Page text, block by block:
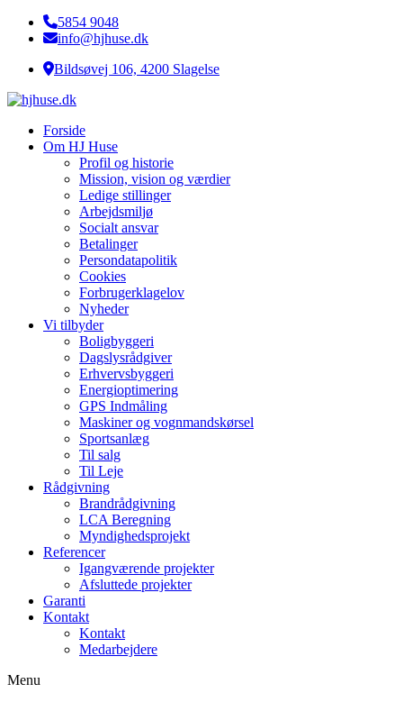
5854 9048
info@hjhuse.dk
Bildsøvej 106, 4200 Slagelse
Forside
Om HJ Huse
Profil og historie
Mission, vision og værdier
Ledige stillinger
Arbejdsmiljø
Socialt ansvar​
Betalinger
Persondatapolitik
Cookies
Forbrugerklagelov
Nyheder
Vi tilbyder
Boligbyggeri
Dagslysrådgiver
Erhvervsbyggeri
Energioptimering
GPS Indmåling
Maskiner og vognmandskørsel
Sportsanlæg
Til salg
Til Leje
Rådgivning
Brandrådgivning
LCA Beregning
Myndighedsprojekt
Referencer
Igangværende projekter
Afsluttede projekter
Garanti
Kontakt
Kontakt
Medarbejdere
Menu